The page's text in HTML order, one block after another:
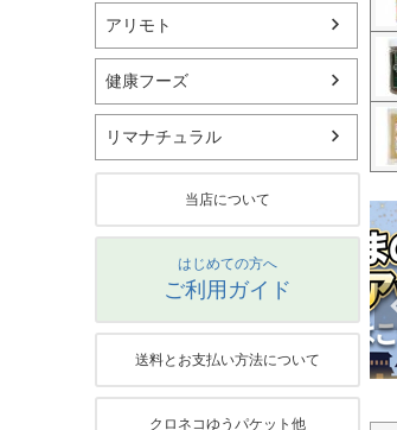
アリモト
健康フーズ
リマナチュラル
当店について
はじめての方へ
ご利用ガイド
送料とお支払い方法について
クロネコゆうパケット他